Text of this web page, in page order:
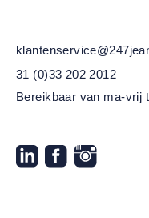
31 (0)33 202 2012
Bereikbaar van ma-vrij